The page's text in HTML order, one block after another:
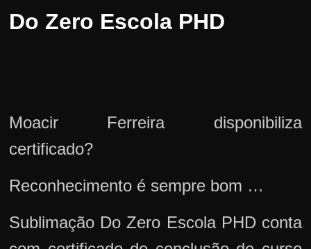
Do Zero Escola PHD
Moacir Ferreira disponibiliza
certificado?
Reconhecimento é sempre bom …
Sublimação Do Zero Escola PHD conta